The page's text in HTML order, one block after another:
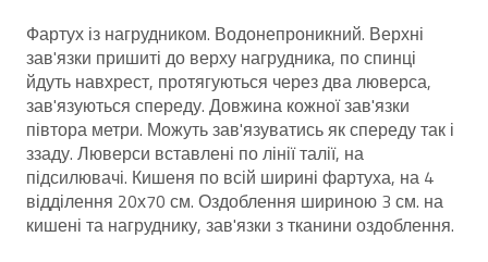
Фартух із нагрудником. Водонепроникний. Верхні
зав'язки пришиті до верху нагрудника, по спинці
йдуть навхрест, протягуються через два люверса,
зав'язуються спереду. Довжина кожної зав'язки
півтора метри. Можуть зав'язуватись як спереду так і
ззаду. Люверси вставлені по лінії талії, на
підсилювачі. Кишеня по всій ширині фартуха, на 4
відділення 20х70 см. Оздоблення шириною 3 см. на
кишені та нагруднику, зав'язки з тканини оздоблення.